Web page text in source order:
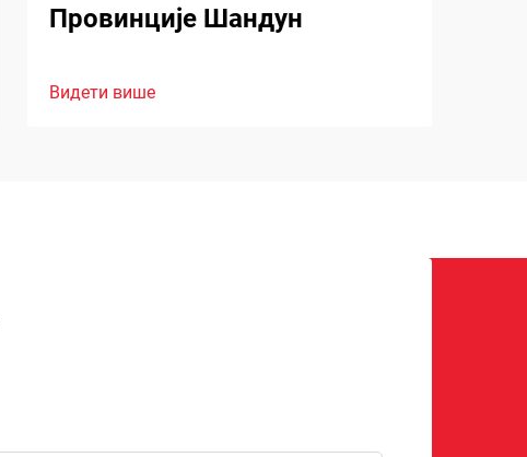
Провинције Шандун
Видети више